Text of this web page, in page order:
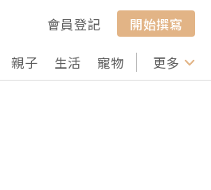
會員登記
開始撰寫
親子 生活 寵物 行山 打卡
更多